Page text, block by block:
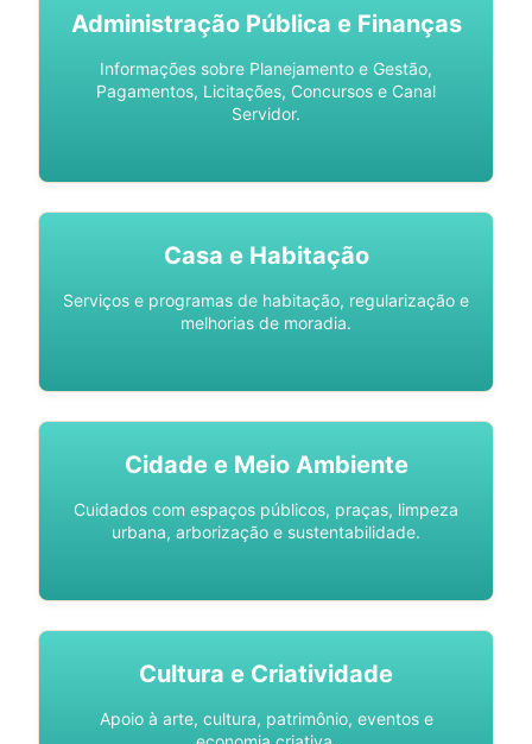
Administração Pública e Finanças
Informações sobre Planejamento e Gestão,
Pagamentos, Licitações, Concursos e Canal
Servidor.
Casa e Habitação
Serviços e programas de habitação, regularização e
melhorias de moradia.
Cidade e Meio Ambiente
Cuidados com espaços públicos, praças, limpeza
urbana, arborização e sustentabilidade.
Cultura e Criatividade
Apoio à arte, cultura, patrimônio, eventos e